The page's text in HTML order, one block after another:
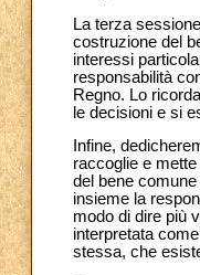
La terza
costruzione del
interessi
responsabilità
Regno. Lo
le decisioni e si
Infine,
raccoglie e
del bene
insieme la
modo di dire più
interpretata
stessa, che